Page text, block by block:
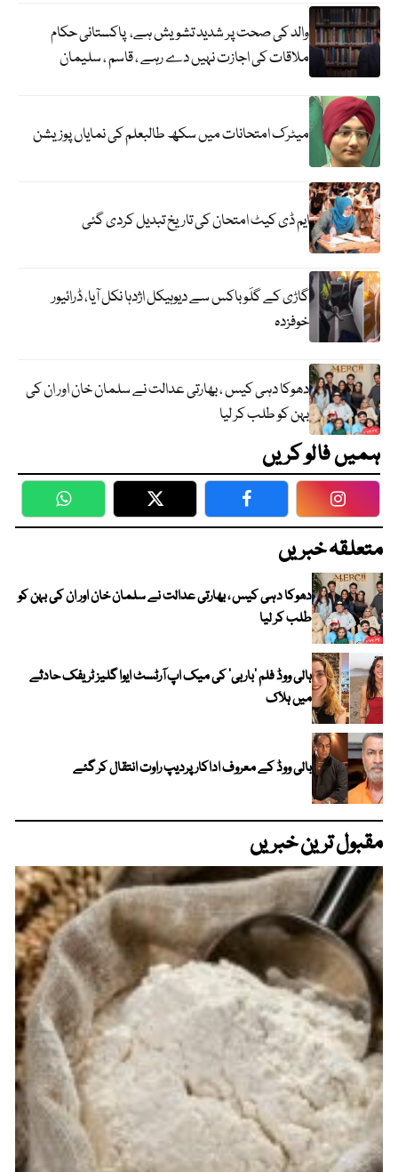
والد کی صحت پر شدید تشویش ہے، پاکستانی حکام
ملاقات کی اجازت نہیں دے رہے ، قاسم ، سلیمان
میٹرک امتحانات میں سکھ طالبعلم کی نمایاں پوزیشن
ایم ڈی کیٹ امتحان کی تاریخ تبدیل کردی گئی
گاڑی کے گلَو باکس سے دیوہیکل اژدہا نکل آیا، ڈرائیور
خوفزدہ
دھوکا دہی کیس ، بھارتی عدالت نے سلمان خان اور ان کی
بہن کو طلب کر لیا
ہمیں فالو کریں
WhatsApp Twitter Facebook
متعلقہ خبریں
دھوکا دہی کیس ، بھارتی عدالت نے سلمان خان اور ان کی بہن کو
طلب کر لیا
ہالی ووڈ فلم ’باربی‘ کی میک اپ آرٹسٹ ایوا گلیز ٹریفک حادثے
میں ہلاک
بالی ووڈ کے معروف اداکار پردیپ راوت انتقال کر گئے
مقبول ترین خبریں